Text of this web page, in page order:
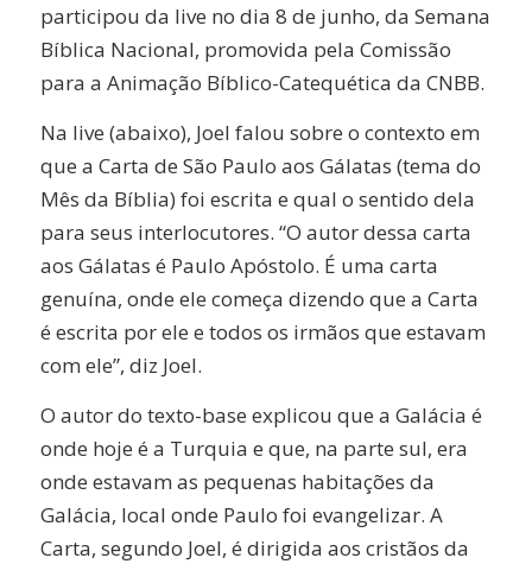
participou da live no dia 8 de junho, da Semana
Bíblica Nacional, promovida pela Comissão
para a Animação Bíblico-Catequética da CNBB.
Na live (abaixo), Joel falou sobre o contexto em
que a Carta de São Paulo aos Gálatas (tema do
Mês da Bíblia) foi escrita e qual o sentido dela
para seus interlocutores. “O autor dessa carta
aos Gálatas é Paulo Apóstolo. É uma carta
genuína, onde ele começa dizendo que a Carta
é escrita por ele e todos os irmãos que estavam
com ele”, diz Joel.
O autor do texto-base explicou que a Galácia é
onde hoje é a Turquia e que, na parte sul, era
onde estavam as pequenas habitações da
Galácia, local onde Paulo foi evangelizar. A
Carta, segundo Joel, é dirigida aos cristãos da